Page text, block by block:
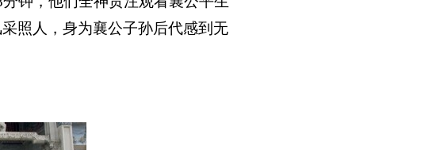
照人，身为襄公子孙后代感到无